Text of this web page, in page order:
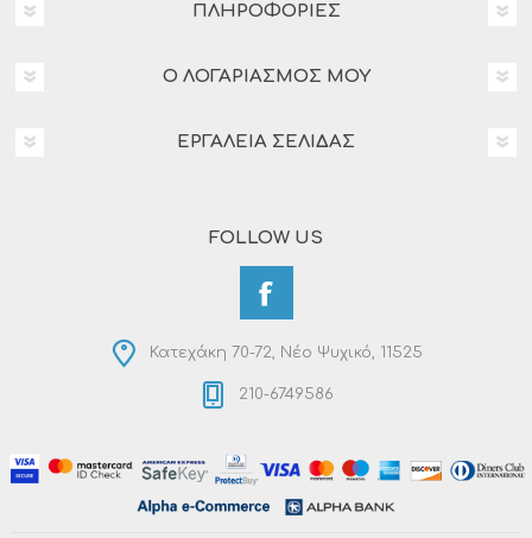
ΠΛΗΡΟΦΟΡΊΕΣ
Ο ΛΟΓΑΡΙΑΣΜΌΣ ΜΟΥ
ΕΡΓΑΛΕΊΑ ΣΕΛΊΔΑΣ
FOLLOW US
Κατεχάκη 70-72, Νέο Ψυχικό, 11525
210-6749586